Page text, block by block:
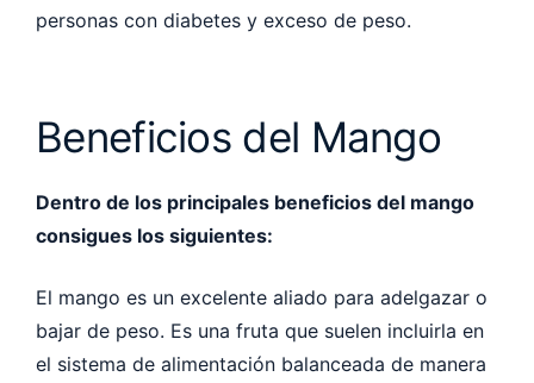
personas con diabetes y exceso de peso.
Beneficios del Mango
Dentro de los principales beneficios del mango
consigues los siguientes:
El mango es un excelente aliado para adelgazar o
bajar de peso. Es una fruta que suelen incluirla en
el sistema de alimentación balanceada de manera